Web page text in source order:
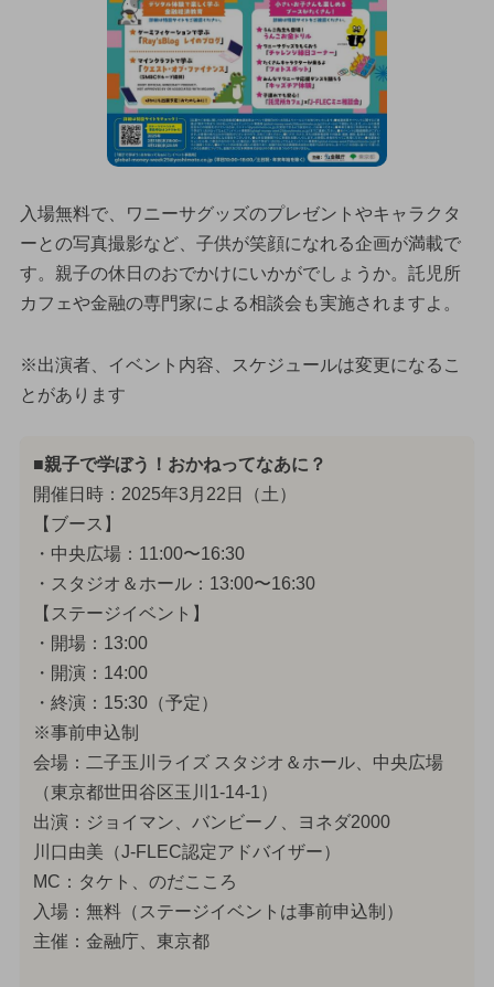
入場無料で、ワニーサグッズのプレゼントやキャラクタ
ーとの写真撮影など、子供が笑顔になれる企画が満載で
す。親子の休日のおでかけにいかがでしょうか。託児所
カフェや金融の専門家による相談会も実施されますよ。
※出演者、イベント内容、スケジュールは変更になるこ
とがあります
■親子で学ぼう！おかねってなあに？
開催日時：2025年3月22日（土）
【ブース】
・中央広場：11:00〜16:30
・スタジオ＆ホール：13:00〜16:30
【ステージイベント】
・開場：13:00
・開演：14:00
・終演：15:30（予定）
※事前申込制
会場：二子玉川ライズ スタジオ＆ホール、中央広場
（東京都世田谷区玉川1-14-1）
出演：ジョイマン、バンビーノ、ヨネダ2000
川口由美（J-FLEC認定アドバイザー）
MC：タケト、のだこころ
入場：無料（ステージイベントは事前申込制）
主催：金融庁、東京都